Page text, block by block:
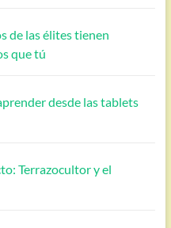
de las élites tienen
que tú
desde las tablets
Terrazocultor y el